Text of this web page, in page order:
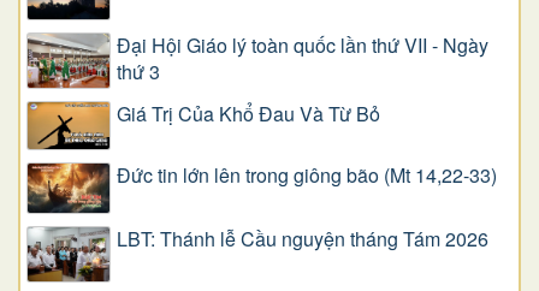
Đại Hội Giáo lý toàn quốc lần thứ VII - Ngày
thứ 3
Giá Trị Của Khổ Ðau Và Từ Bỏ
Đức tin lớn lên trong giông bão (Mt 14,22-33)
LBT: Thánh lễ Cầu nguyện tháng Tám 2026